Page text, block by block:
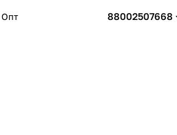
Опт 88002507668